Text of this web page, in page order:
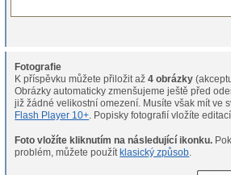
Fotografie
K příspěvku můžete přiložit až4 obrázky
Obrázky automaticky zmenšujeme ještě před
již žádné velikostní omezení.
Flash Player 10+ . Popisky fotografií vložíte
Foto vložíte kliknutím na následující ikonku.
problém, můžete použít klasický způsob.